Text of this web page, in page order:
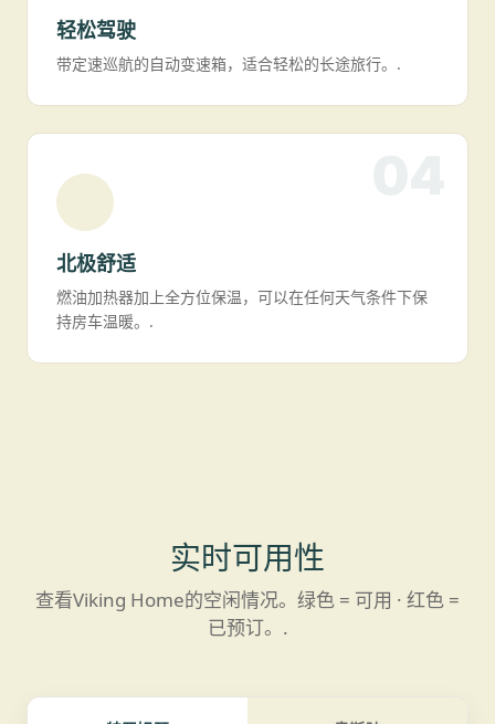
轻松驾驶
带定速巡航的自动变速箱，适合轻松的长途旅行。.
北极舒适
燃油加热器加上全方位保温，可以在任何天气条件下保
持房车温暖。.
实时可用性
查看Viking Home的空闲情况。绿色 = 可用 · 红色 =
已预订。.